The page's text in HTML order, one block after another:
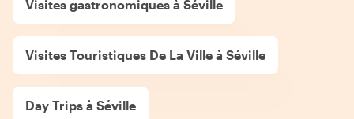
Visites gastronomiques à Séville
Visites Touristiques De La Ville à Séville
Day Trips à Séville